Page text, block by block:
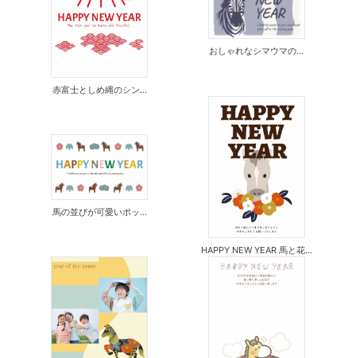
赤富士としめ縄のシン...
おしゃれなシマウマの...
馬の並びが可愛いポッ...
HAPPY NEW YEAR 馬と花...